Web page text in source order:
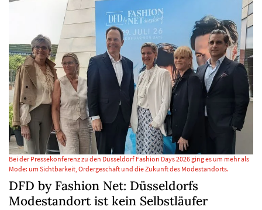
Bei der Pressekonferenz zu den Düsseldorf Fashion Days 2026 ging es um mehr als
Mode: um Sichtbarkeit, Ordergeschäft und die Zukunft des Modestandorts.
DFD by Fashion Net: Düsseldorfs
Modestandort ist kein Selbstläufer